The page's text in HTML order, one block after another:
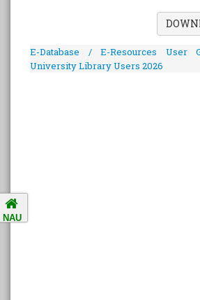
Boost for Local Farmers and
National Ragging Prevention
E-Database / E-Resources User
University Library Users 2026
NAU